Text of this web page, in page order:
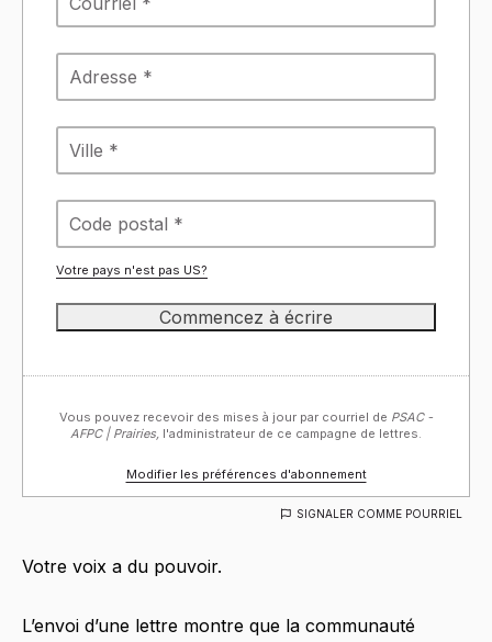
Votre pays n'est pas US?
Vous pouvez recevoir des mises à jour par courriel de PSAC -
AFPC | Prairies, l'administrateur de ce campagne de lettres.
Modifier les préférences d'abonnement
SIGNALER COMME POURRIEL
Votre voix a du pouvoir.
L’envoi d’une lettre montre que la communauté